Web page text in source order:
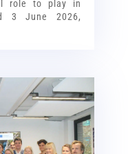
role to play in
3 June 2026,